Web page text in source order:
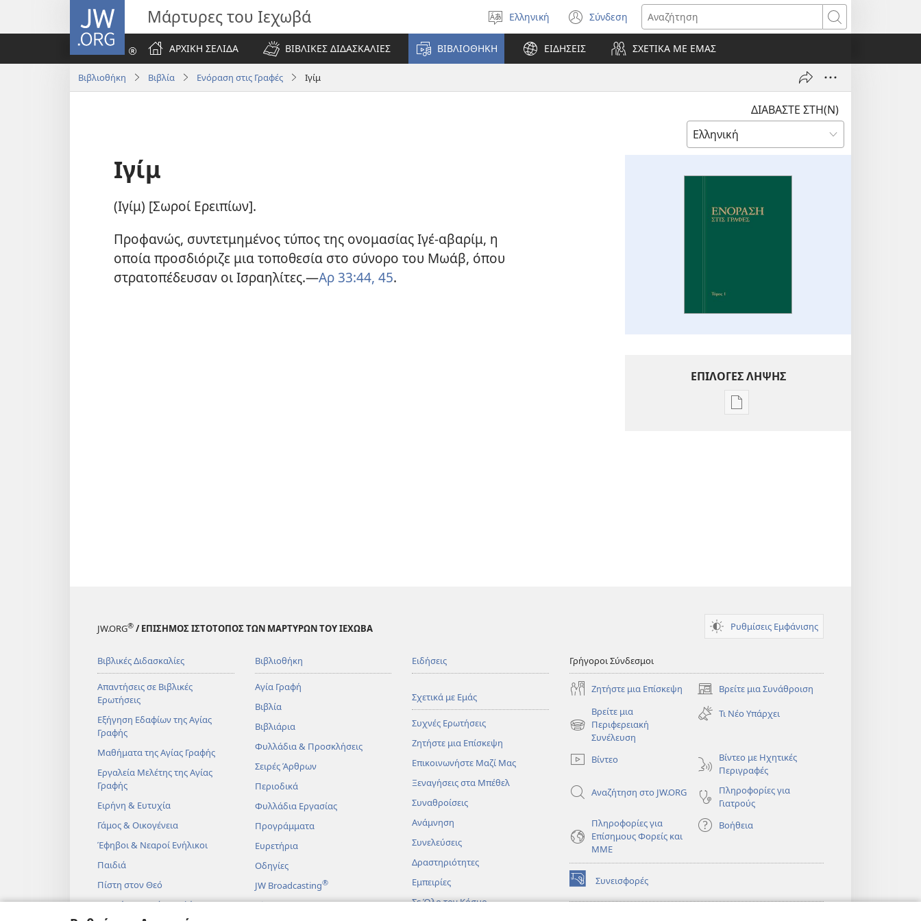
JW.ORG Μάρτυρες του Ιεχωβά
Επιλέξτε
γλώσσα
Ελληνική Σύνδεση
(ανοίγει
νέο
παράθυρο)
Αναζήτηση
ΑΡΧΙΚΗ ΣΕΛΙΔΑ
ΒΙΒΛΙΚΕΣ ΔΙΔΑΣΚΑΛΙΕΣ ΒΙΒΛΙΟΘΗΚΗ ΕΙΔΗΣΕΙΣ ΣΧΕΤΙΚΑ ΜΕ ΕΜΑΣ
Βιβλιοθήκη Βιβλία Ενόραση στις Γραφές Ιγίμ
ΔΙΑΒΑΣΤΕ ΣΤΗ(Ν)
Ιγίμ
(Ιγίμ) [Σωροί Ερειπίων].
Προφανώς, συντετμημένος τύπος της ονομασίας Ιγέ-αβαρίμ, η
οποία προσδιόριζε μια τοποθεσία στο σύνορο του Μωάβ, όπου
στρατοπέδευσαν οι Ισραηλίτες.—Αρ 33:44, 45.
ΕΠΙΛΟΓΕΣ ΛΗΨΗΣ
Επιλογές
JW.ORG® / ΕΠΙΣΗΜΟΣ ΙΣΤΟΤΟΠΟΣ ΤΩΝ ΜΑΡΤΥΡΩΝ ΤΟΥ ΙΕΧΩΒΑ Ρυθμίσεις Εμφάνισης
Βιβλικές Διδασκαλίες
Απαντήσεις σε Βιβλικές
Ερωτήσεις
Εξήγηση Εδαφίων της Αγίας
Γραφής
Μαθήματα της Αγίας Γραφής
Εργαλεία Μελέτης της Αγίας
Γραφής
Ειρήνη & Ευτυχία
Γάμος & Οικογένεια
Έφηβοι & Νεαροί Ενήλικοι
Παιδιά
Πίστη στον Θεό
Επιστήμη & Αγία Γραφή
Βιβλιοθήκη
Αγία Γραφή
Βιβλία
Βιβλιάρια
Φυλλάδια & Προσκλήσεις
Σειρές Άρθρων
Περιοδικά
Φυλλάδια Εργασίας
Προγράμματα
Ευρετήρια
Οδηγίες
JW Broadcasting®
Βίντεο
Ειδήσεις
Σχετικά με Εμάς
Συχνές Ερωτήσεις
Ζητήστε μια Επίσκεψη
Επικοινωνήστε Μαζί Μας
Ξεναγήσεις στα Μπέθελ
Συναθροίσεις
Ανάμνηση
Συνελεύσεις
Δραστηριότητες
Εμπειρίες
Σε Όλο τον Κόσμο
Γρήγοροι Σύνδεσμοι
Ζητήστε μια Επίσκεψη Βρείτε μια Συνάθροιση
(ανοίγει
νέο
παράθυρο)
Βρείτε μια
Περιφερειακή
Συνέλευση
(ανοίγει
παράθυρο)
Τι Νέο Υπάρχει
Βίντεο
Βίντεο με Ηχητικές
Περιγραφές
Αναζήτηση στο JW.ORG
Πληροφορίες για
Γιατρούς
Πληροφορίες για
Επίσημους Φορείς και
ΜΜΕ
Βοήθεια
Συνεισφορές
(ανοίγει
νέο